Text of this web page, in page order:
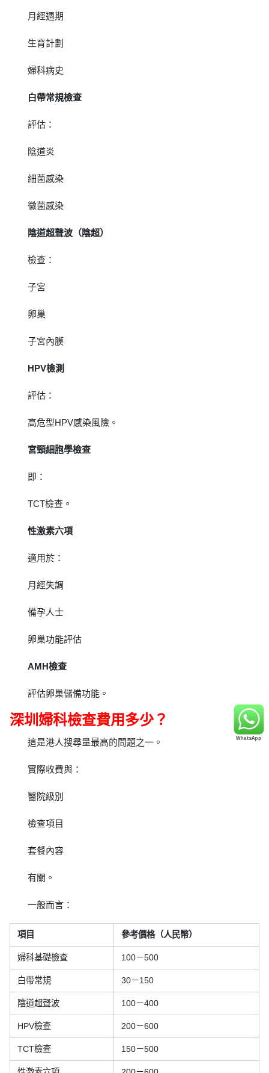
月經週期
生育計劃
婦科病史
白帶常規檢查
評估：
陰道炎
細菌感染
黴菌感染
陰道超聲波（陰超）
檢查：
子宮
卵巢
子宮內膜
HPV檢測
評估：
高危型HPV感染風險。
宮頸細胞學檢查
即：
TCT檢查。
性激素六項
適用於：
月經失調
備孕人士
卵巢功能評估
AMH檢查
評估卵巢儲備功能。
深圳婦科檢查費用多少？
這是港人搜尋量最高的問題之一。
實際收費與：
醫院級別
檢查項目
套餐內容
有關。
一般而言：
項目 參考價格（人民幣）
婦科基礎檢查 100－500
白帶常規 30－150
陰道超聲波 100－400
HPV檢查 200－600
TCT檢查 150－500